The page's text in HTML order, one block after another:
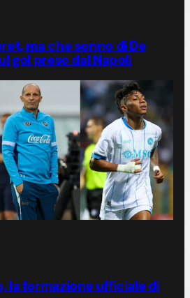
ma che sonno di De
gol preso dal Napoli
la formazione ufficiale di